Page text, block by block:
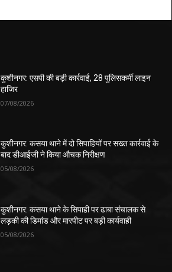
कुशीनगर: एसपी की बड़ी कार्रवाई, 28 पुलिसकर्मी लाइन
हाजिर
07/08/2026
कुशीनगर: कसया थाने में दो सिपाहियों पर सख्त कार्रवाई के
बाद डीआईजी ने किया औचक निरीक्षण
05/08/2026
कुशीनगर: कसया थाने के सिपाही पर ढाबा संचालक से
लड़की की डिमांड और मारपीट पर बड़ी कार्यवाही
05/08/2026